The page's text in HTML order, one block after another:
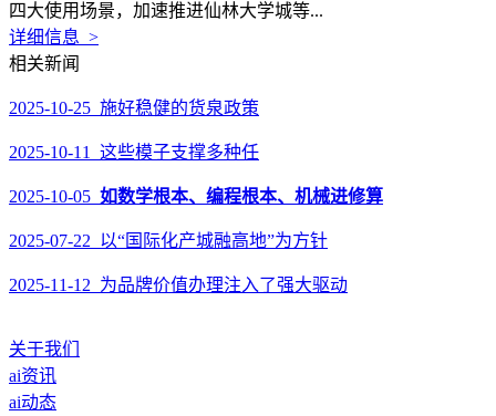
四大使用场景，加速推进仙林大学城等...
详细信息 >
相关新闻
2025-10-25 施好稳健的货泉政策
2025-10-11 这些模子支撑多种任
2025-10-05 如数学根本、编程根本、机械进修算
2025-07-22 以“国际化产城融高地”为方针
2025-11-12 为品牌价值办理注入了强大驱动
关于我们
ai资讯
ai动态